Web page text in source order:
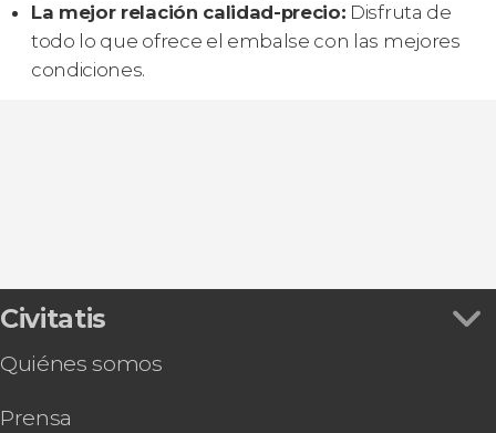
La mejor relación calidad-precio: Disfruta de
todo lo que ofrece el embalse con las mejores
condiciones.
Civitatis
Quiénes somos
Prensa